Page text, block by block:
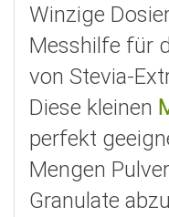
Winzige
Messhilfe für
von Stevia-
Diese kleinen
perfekt
Mengen
Granulate